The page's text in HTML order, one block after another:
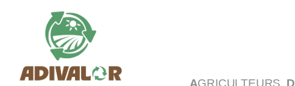
AGRICULTEURS, D